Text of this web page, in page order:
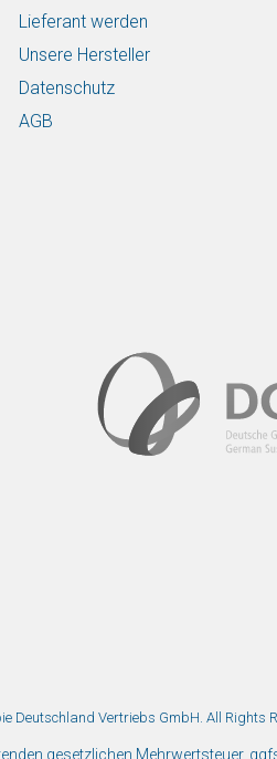
Lieferant werden
Unsere Hersteller
Datenschutz
AGB
Deutschland Vertriebs GmbH. All Rights
gesetzlichen Mehrwertsteuer,